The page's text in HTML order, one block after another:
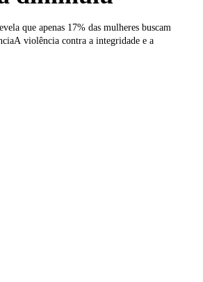
que apenas 17% das mulheres buscam
violência contra a integridade e a